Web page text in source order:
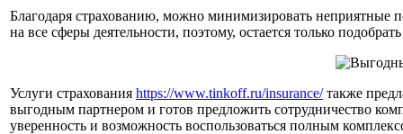
Благодаря страхованию, можно минимизировать неприятные
на все сферы деятельности, поэтому, остается только
Услуги страхования https://www.tinkoff.ru/insurance/также
выгодным партнером и готов предложить сотрудничество
уверенность и возможность воспользоваться полным